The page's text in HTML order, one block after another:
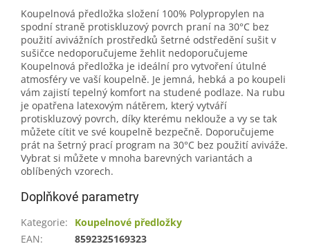
Koupelnová předložka složení 100% Polypropylen na
spodní straně protiskluzový povrch praní na 30°C bez
použití avivážních prostředků šetrné odstředění sušit v
sušičce nedoporučujeme žehlit nedoporučujeme
Koupelnová předložka je ideální pro vytvoření útulné
atmosféry ve vaší koupelně. Je jemná, hebká a po koupeli
vám zajistí tepelný komfort na studené podlaze. Na rubu
je opatřena latexovým nátěrem, který vytváří
protiskluzový povrch, díky kterému neklouže a vy se tak
můžete cítit ve své koupelně bezpečně. Doporučujeme
prát na šetrný prací program na 30°C bez použití aviváže.
Vybrat si můžete v mnoha barevných variantách a
oblíbených vzorech.
Doplňkové parametry
Kategorie:
Koupelnové předložky
EAN:
8592325169323